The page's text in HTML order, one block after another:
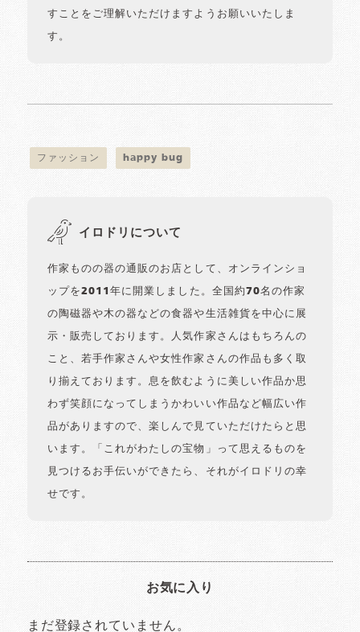
すことをご理解いただけますようお願いいたしま
す。
ファッション happy bug
イロドリについて
作家ものの器の通販のお店として、オンラインショ
ップを2011年に開業しました。全国約70名の作家
の陶磁器や木の器などの食器や生活雑貨を中心に展
示・販売しております。人気作家さんはもちろんの
こと、若手作家さんや女性作家さんの作品も多く取
り揃えております。息を飲むように美しい作品か思
わず笑顔になってしまうかわいい作品など幅広い作
品がありますので、楽しんで見ていただけたらと思
います。「これがわたしの宝物」って思えるものを
見つけるお手伝いができたら、それがイロドリの幸
せです。
お気に入り
まだ登録されていません。